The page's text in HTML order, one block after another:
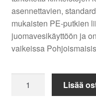
asennettavien,
mukaisten PE-putkien
juomavesikäyttöön ja
vaikeissa
Lisää